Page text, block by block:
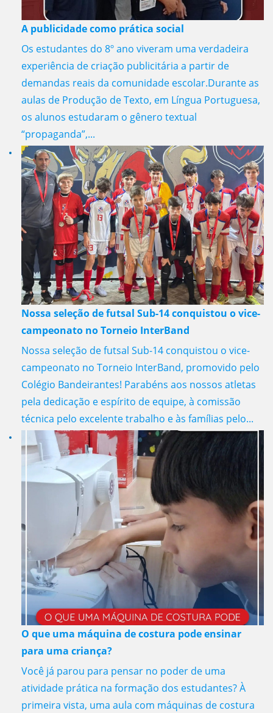
A publicidade como prática social
Os estudantes do 8º ano viveram uma verdadeira
experiência de criação publicitária a partir de
demandas reais da comunidade escolar.Durante as
aulas de Produção de Texto, em Língua Portuguesa,
os alunos estudaram o gênero textual
“propaganda”,...
Nossa seleção de futsal Sub-14 conquistou o vice-
campeonato no Torneio InterBand
Nossa seleção de futsal Sub-14 conquistou o vice-
campeonato no Torneio InterBand, promovido pelo
Colégio Bandeirantes! Parabéns aos nossos atletas
pela dedicação e espírito de equipe, à comissão
técnica pelo excelente trabalho e às famílias pelo...
O que uma máquina de costura pode ensinar
para uma criança?
Você já parou para pensar no poder de uma
atividade prática na formação dos estudantes? À
primeira vista, uma aula com máquinas de costura